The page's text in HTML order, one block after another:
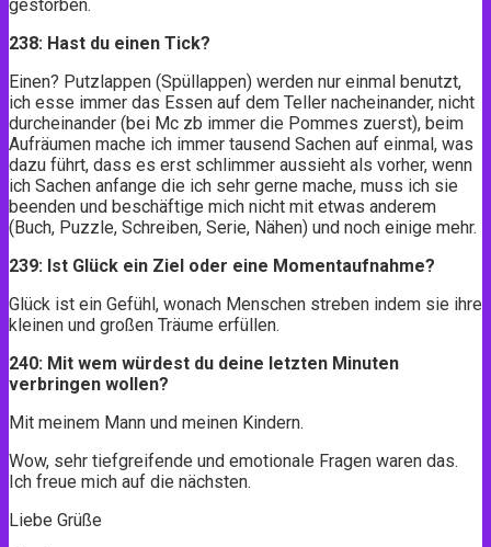
gestorben.
238: Hast du einen Tick?
Einen? Putzlappen (Spüllappen) werden nur einmal benutzt,
ich esse immer das Essen auf dem Teller nacheinander, nicht
durcheinander (bei Mc zb immer die Pommes zuerst), beim
Aufräumen mache ich immer tausend Sachen auf einmal, was
dazu führt, dass es erst schlimmer aussieht als vorher, wenn
ich Sachen anfange die ich sehr gerne mache, muss ich sie
beenden und beschäftige mich nicht mit etwas anderem
(Buch, Puzzle, Schreiben, Serie, Nähen) und noch einige mehr.
239: Ist Glück ein Ziel oder eine Momentaufnahme?
Glück ist ein Gefühl, wonach Menschen streben indem sie ihre
kleinen und großen Träume erfüllen.
240: Mit wem würdest du deine letzten Minuten
verbringen wollen?
Mit meinem Mann und meinen Kindern.
Wow, sehr tiefgreifende und emotionale Fragen waren das.
Ich freue mich auf die nächsten.
Liebe Grüße